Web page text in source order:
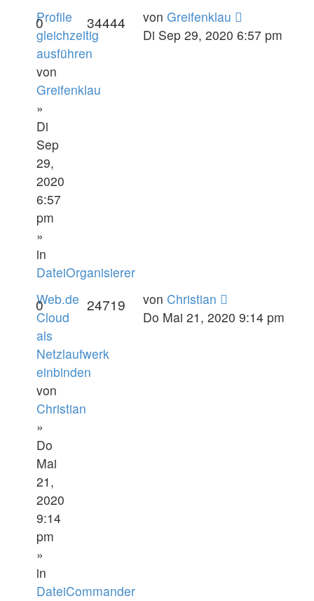
Profile
gleichzeitig
ausführen
von
Greifenklau
»
Di
Sep
29,
2020
6:57
pm
»
in
DateiOrganisierer
0 34444 von Greifenklau
Di Sep 29, 2020 6:57 pm
Web.de
Cloud
als
Netzlaufwerk
einbinden
von
Christian
»
Do
Mai
21,
2020
9:14
pm
»
in
DateiCommander
0 24719 von Christian
Do Mai 21, 2020 9:14 pm